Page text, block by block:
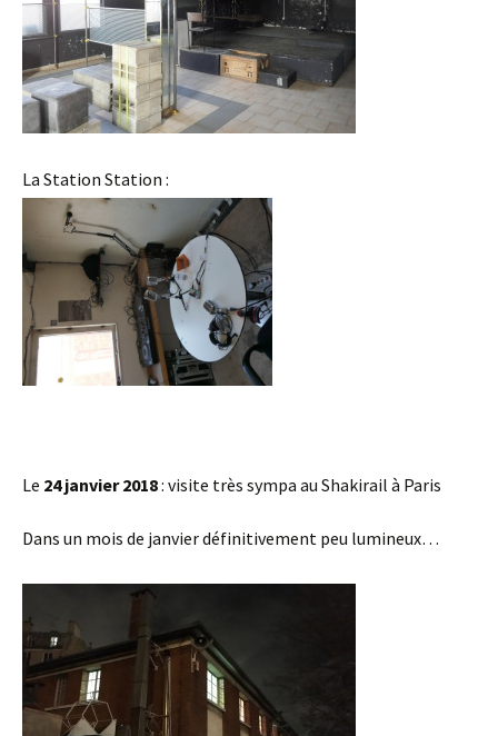
La Station Station :
Le 24 janvier 2018: visite très sympa au Shakirail à Paris
Dans un mois de janvier définitivement peu lumineux…